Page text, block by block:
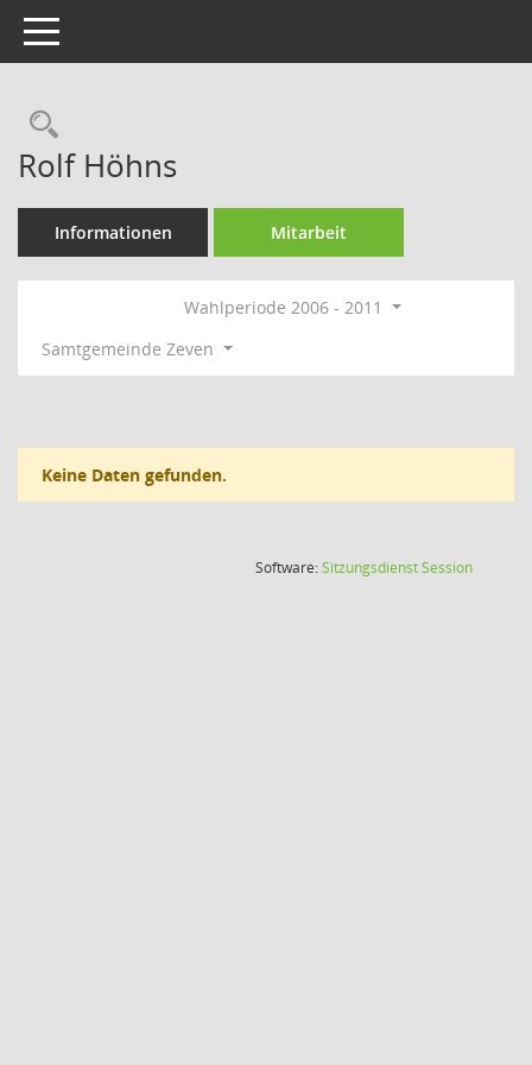
Toggle navigation
Rechercheauswahl
Rolf Höhns
Informationen Mitarbeit
Wahlperiode 2006 - 2011
Samtgemeinde Zeven
Keine Daten gefunden.
Software:SitzungsdienstSession(Wird in